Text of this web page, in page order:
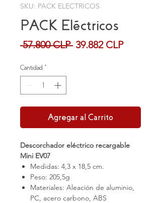
SKU: PACK ELECTRICOS
PACK Eléctricos
57.800 CLP Precio
39.882 CLPPrecio
Cantidad *
Agregar al Carrito
Descorchador eléctrico recargable
Mini EV07
Medidas: 4,3 x 18,5 cm.
Peso: 205,5g
Materiales: Aleación de aluminio,
PC, acero carbono, ABS